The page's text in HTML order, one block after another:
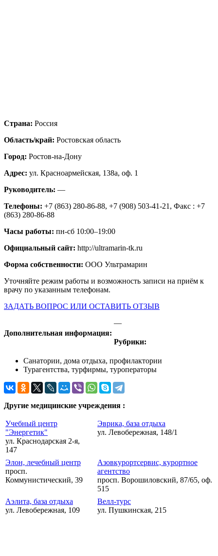
Страна: Россия
Область/край: Ростовская область
Город: Ростов-на-Дону
Адрес: ул. Красноармейская, 138а, оф. 1
Руководитель: —
Телефоны: +7 (863) 280-86-88, +7 (908) 503-41-21, Факс : +7
(863) 280-86-88
Часы работы: пн-сб 10:00–19:00
Официальный сайт: http://ultramarin-tk.ru
Форма собственности: ООО Ультрамарин
Уточняйте режим работы и возможность записи на приём к
врачу по указанным телефонам.
ЗАДАТЬ ВОПРОС ИЛИ ОСТАВИТЬ ОТЗЫВ
Дополнительная информация:
—
Рубрики:
Санатории, дома отдыха, профилактории
Турагентства, турфирмы, туроператоры
Другие медицинские учреждения :
Учебный центр
"Энергетик"
ул. Краснодарская 2-я,
147
Эврика, база отдыха
ул. Левобережная, 148/1
Элон, лечебный центр
просп.
Коммунистический, 39
Азовкурортсервис, курортное
агентство
просп. Ворошиловский, 87/65, оф.
515
Аэлита, база отдыха
ул. Левобережная, 109
Велл-турс
ул. Пушкинская, 215